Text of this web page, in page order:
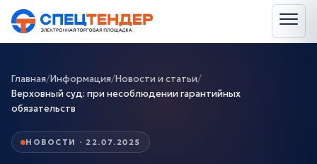
Главная/Информация/Новости и статьи/
Верховный суд: при несоблюдении гарантийных
обязательств
НОВОСТИ · 22.07.2025